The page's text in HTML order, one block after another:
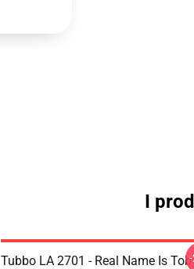
I
Tubbo LA 2701 - Real Name Is